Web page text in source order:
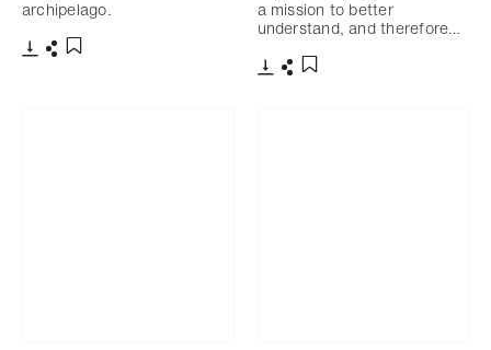
archipelago.
a mission to better
understand, and therefore…